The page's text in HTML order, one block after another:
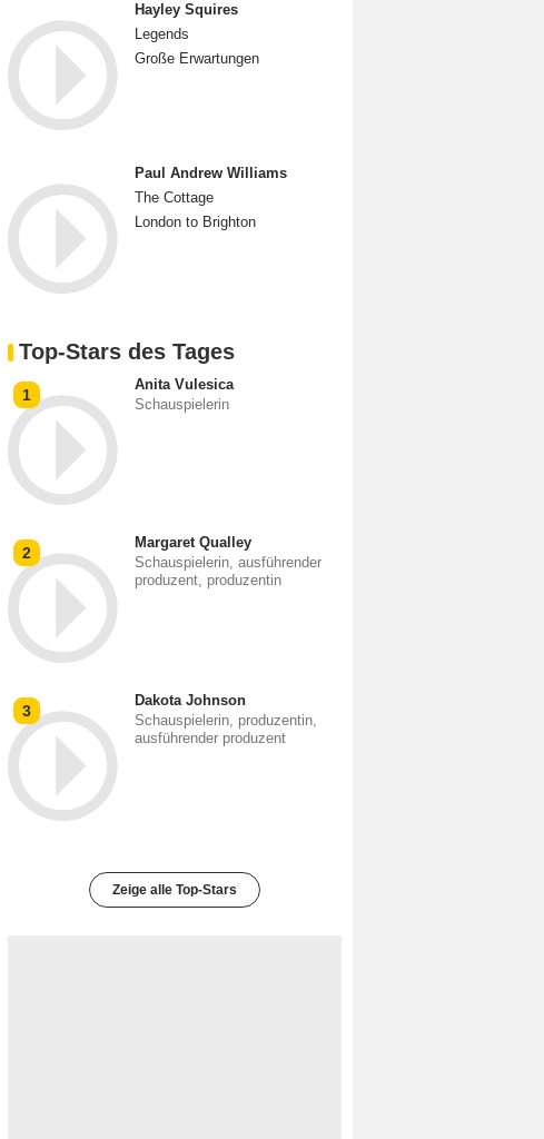
Hayley Squires
Legends
Große Erwartungen
Paul Andrew Williams
The Cottage
London to Brighton
Top-Stars des Tages
1
Anita Vulesica
Schauspielerin
2
Margaret Qualley
Schauspielerin, ausführender
produzent, produzentin
3
Dakota Johnson
Schauspielerin, produzentin,
ausführender produzent
Zeige alle Top-Stars